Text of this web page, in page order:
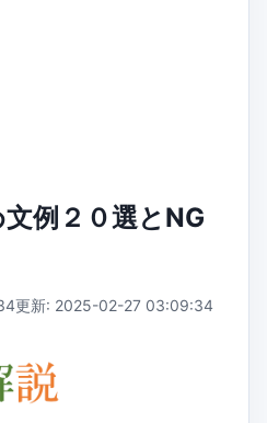
例２０選とNG
更新: 2025-02-27 03:09:34